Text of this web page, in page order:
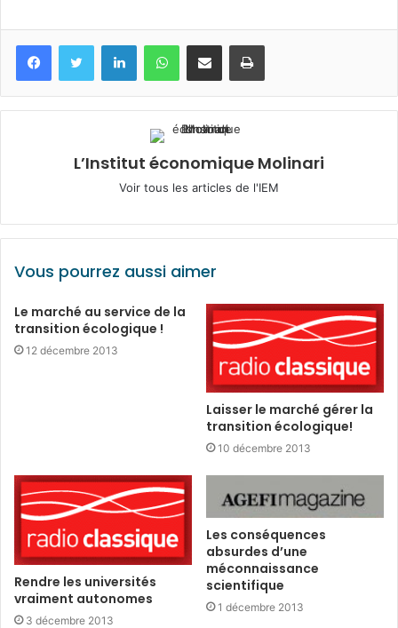
FacebookTwitter LinkedinWhatsApp
Partagez par mail Imprimez
L’Institut économique Molinari
Voir tous les articles de l'IEM
Vous pourrez aussi aimer
Le marché au service de la
transition écologique !
12 décembre 2013
Laisser le marché gérer la
transition écologique!
10 décembre 2013
Rendre les universités
vraiment autonomes
3 décembre 2013
Les conséquences
absurdes d’une
méconnaissance
scientifique
1 décembre 2013